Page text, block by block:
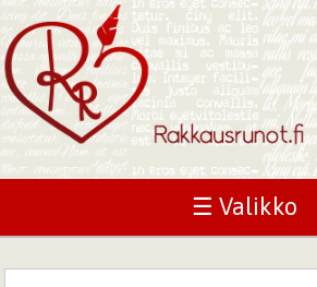
☰ Valikko